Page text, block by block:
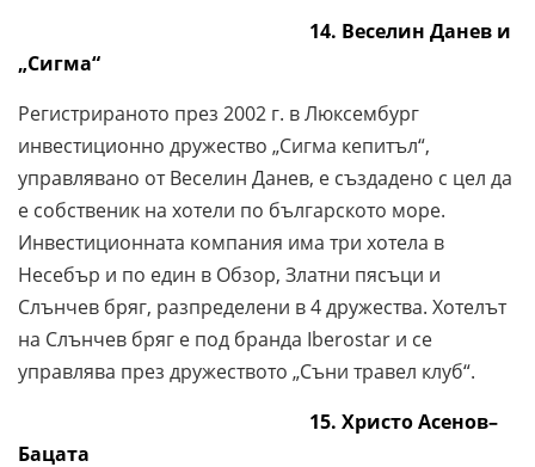
14. Веселин Данев и
„Сигма“
Регистрираното през 2002 г. в Люксембург
инвестиционно дружество „Сигма кепитъл“,
управлявано от Веселин Данев, е създадено с цел да
е собственик на хотели по българското море.
Инвестиционната компания има три хотела в
Несебър и по един в Обзор, Златни пясъци и
Слънчев бряг, разпределени в 4 дружества. Хотелът
на Слънчев бряг е под бранда Iberostar и се
управлява през дружеството „Съни травел клуб“.
15. Христо Асенов–
Бацата